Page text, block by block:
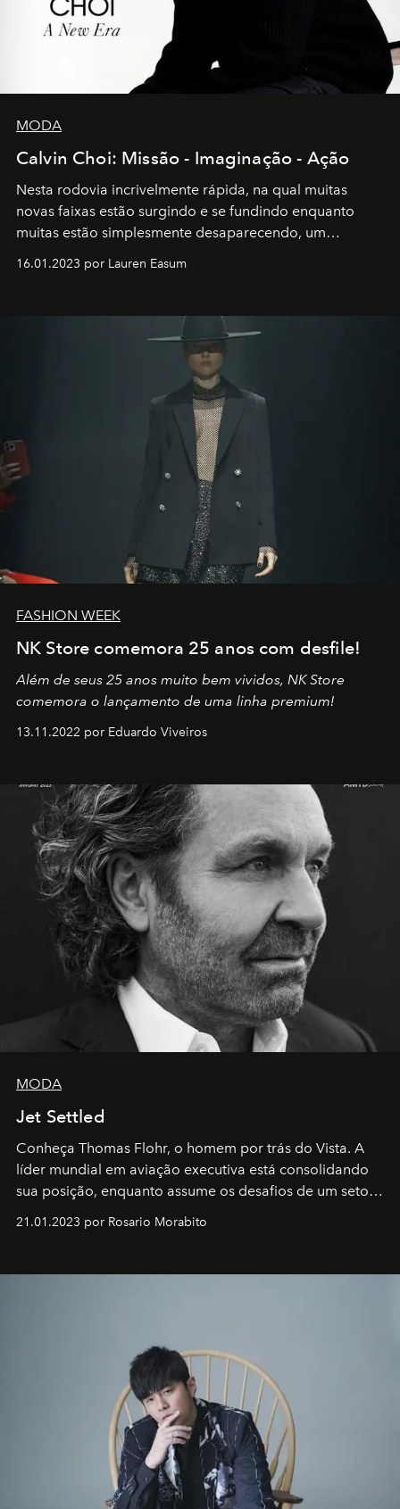
MODA
Calvin Choi: Missão - Imaginação - Ação
Nesta rodovia incrivelmente rápida, na qual muitas
novas faixas estão surgindo e se fundindo enquanto
muitas estão simplesmente desaparecendo, um
transportador AMTD abrindo caminho para muitos
por propósitos, com um claro senso de missão na vida e
16.01.2023 por Lauren Easum
FASHION WEEK
NK Store comemora 25 anos com desfile!
Além de seus 25 anos muito bem vividos, NK Store
comemora o lançamento de uma linha premium!
13.11.2022 por Eduardo Viveiros
MODA
Jet Settled
Conheça Thomas Flohr, o homem por trás do Vista. A
líder mundial em aviação executiva está consolidando
sua posição, enquanto assume os desafios de um setor
21.01.2023 por Rosario Morabito